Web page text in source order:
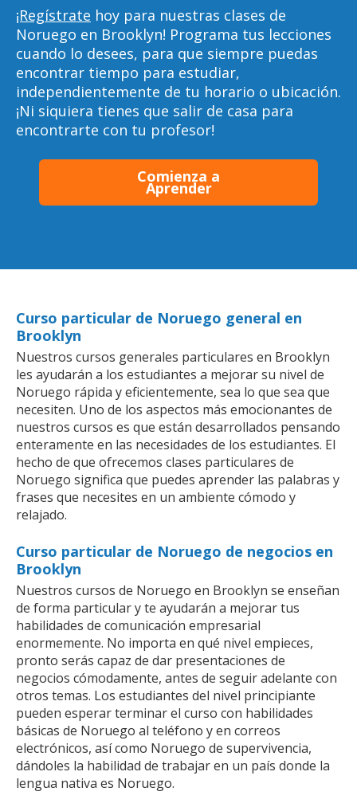
¡Regístrate hoy para nuestras clases de
Noruego en Brooklyn! Programa tus lecciones
cuando lo desees, para que siempre puedas
encontrar tiempo para estudiar,
independientemente de tu horario o ubicación.
¡Ni siquiera tienes que salir de casa para
encontrarte con tu profesor!
Comienza a
Aprender
Curso particular de Noruego general en
Brooklyn
Nuestros cursos generales particulares en Brooklyn
les ayudarán a los estudiantes a mejorar su nivel de
Noruego rápida y eficientemente, sea lo que sea que
necesiten. Uno de los aspectos más emocionantes de
nuestros cursos es que están desarrollados pensando
enteramente en las necesidades de los estudiantes. El
hecho de que ofrecemos clases particulares de
Noruego significa que puedes aprender las palabras y
frases que necesites en un ambiente cómodo y
relajado.
Curso particular de Noruego de negocios en
Brooklyn
Nuestros cursos de Noruego en Brooklyn se enseñan
de forma particular y te ayudarán a mejorar tus
habilidades de comunicación empresarial
enormemente. No importa en qué nivel empieces,
pronto serás capaz de dar presentaciones de
negocios cómodamente, antes de seguir adelante con
otros temas. Los estudiantes del nivel principiante
pueden esperar terminar el curso con habilidades
básicas de Noruego al teléfono y en correos
electrónicos, así como Noruego de supervivencia,
dándoles la habilidad de trabajar en un país donde la
lengua nativa es Noruego.